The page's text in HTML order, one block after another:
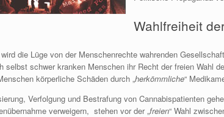
Wahlfreiheit
die Lüge von der Menschenrechte wahrenden
selbst schwer kranken Menschen ihr Recht der freien Wahl
körperliche Schäden durch „herkömmliche“
Verfolgung und Bestrafung von Cannabispatienten
verweigern, stehen vor der „freien“ Wahl